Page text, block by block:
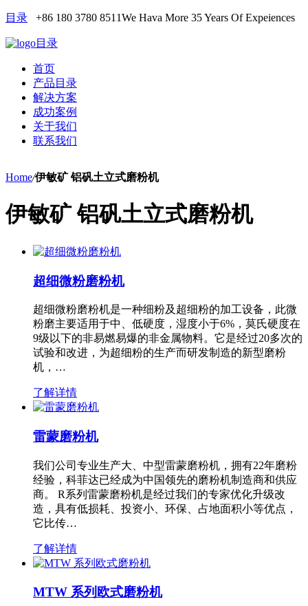
目录 +86 180 3780 8511We Hava More 35 Years Of Expeiences
目录
首页
产品目录
解决方案
成功案例
关于我们
联系我们
Home/伊敏矿 铝矾土立式磨粉机
伊敏矿 铝矾土立式磨粉机
超细微粉磨粉机
超细微粉磨粉机是一种细粉及超细粉的加工设备，此微
粉磨主要适用于中、低硬度，湿度小于6%，莫氏硬度在
9级以下的非易燃易爆的非金属物料。它是经过20多次的
试验和改进，为超细粉的生产而研发制造的新型磨粉
机，…
了解详情
雷蒙磨粉机
我们公司专业生产大、中型雷蒙磨粉机，拥有22年磨粉
经验，科菲达已经成为中国领先的磨粉机制造商和供应
商。 R系列雷蒙磨粉机是经过我们的专家优化升级改
造，具有低损耗、投资小、环保、占地面积小等优点，
它比传…
了解详情
MTW 系列欧式磨粉机